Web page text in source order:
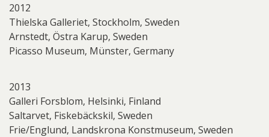
2012
Thielska Galleriet, Stockholm, Sweden
Arnstedt, Östra Karup, Sweden
Picasso Museum, Münster, Germany
2013
Galleri Forsblom, Helsinki, Finland
Saltarvet, Fiskebäckskil, Sweden
Frie/Englund, Landskrona Konstmuseum, Sweden